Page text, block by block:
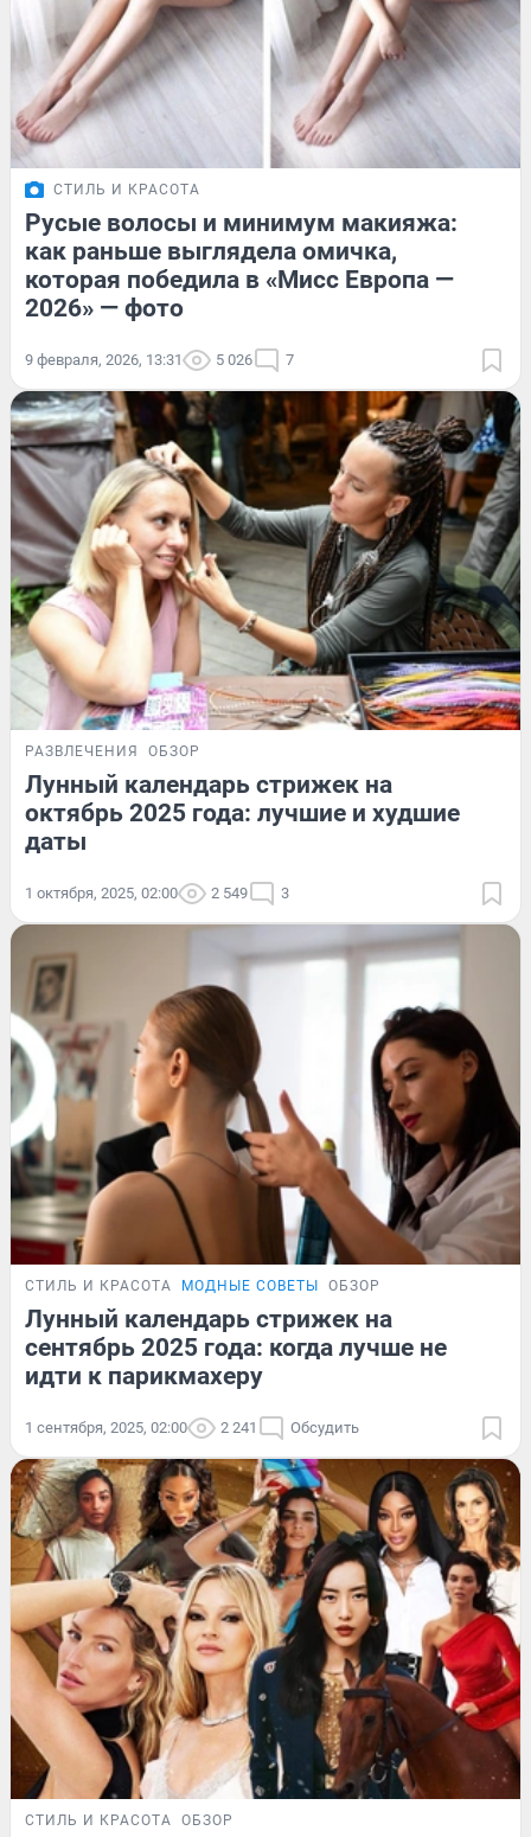
СТИЛЬ И КРАСОТА
Русые волосы и минимум макияжа:
как раньше выглядела омичка,
которая победила в «Мисс Европа —
2026» — фото
9 февраля, 2026, 13:31 5 026 7
РАЗВЛЕЧЕНИЯ ОБЗОР
Лунный календарь стрижек на
октябрь 2025 года: лучшие и худшие
даты
1 октября, 2025, 02:00 2 549 3
СТИЛЬ И КРАСОТА МОДНЫЕ СОВЕТЫ ОБЗОР
Лунный календарь стрижек на
сентябрь 2025 года: когда лучше не
идти к парикмахеру
1 сентября, 2025, 02:00 2 241 Обсудить
СТИЛЬ И КРАСОТА ОБЗОР